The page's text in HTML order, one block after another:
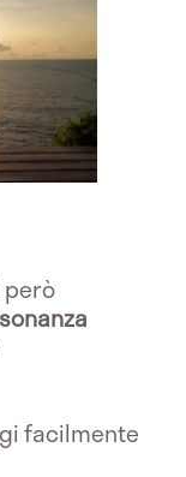
però
facilmente